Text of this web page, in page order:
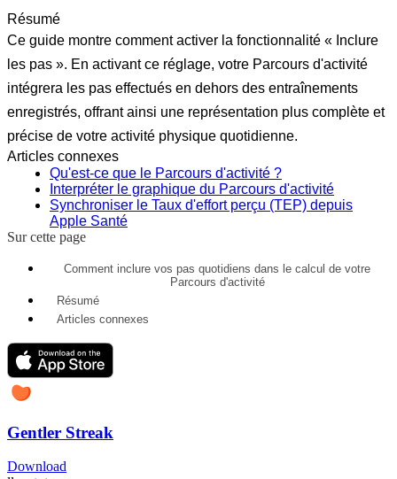
Résumé
Ce guide montre comment activer la fonctionnalité « Inclure
les pas ». En activant ce réglage, votre Parcours d'activité
intégrera les pas effectués en dehors des entraînements
enregistrés, offrant ainsi une représentation plus complète et
précise de votre activité physique quotidienne.
Articles connexes
Qu'est-ce que le Parcours d'activité ?
Interpréter le graphique du Parcours d'activité
Synchroniser le Taux d'effort perçu (TEP) depuis
Apple Santé
Sur cette page
Comment inclure vos pas quotidiens dans le calcul de votre
Parcours d'activité
Résumé
Articles connexes
Gentler Streak
Download